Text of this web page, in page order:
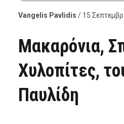
Vangelis Pavlidis / 15
Μακαρόνια,
Χυλοπίτες,
Παυλίδη